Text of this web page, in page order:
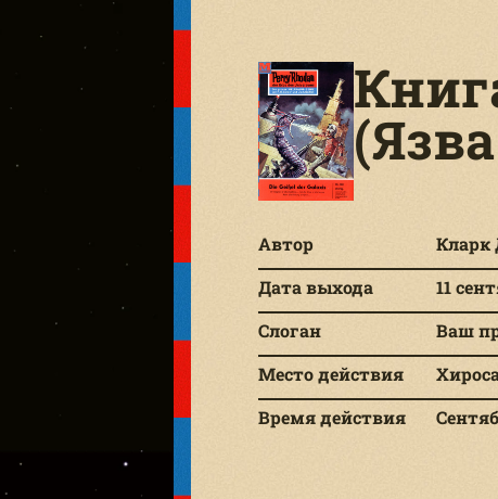
Автор
Кларк
Дата выхода
11
Слоган
Ваш
Место действия
Время действия